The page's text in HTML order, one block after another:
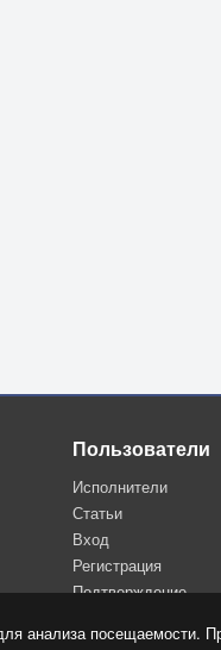
анализа посещаемости.
Пользователи
Исполнители
Статьи
Вход
Регистрация
Подтверждение